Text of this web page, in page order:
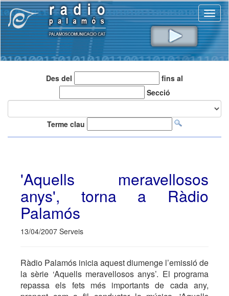
Des del
fins al
Secció
Terme clau
'Aquells meravellosos
anys', torna a Ràdio
Palamós
13/04/2007 Serveis
Ràdio Palamós inicia aquest diumenge l’emissió de
la sèrie ‘Aquells meravellosos anys’. El programa
repassa els fets més importants de cada any,